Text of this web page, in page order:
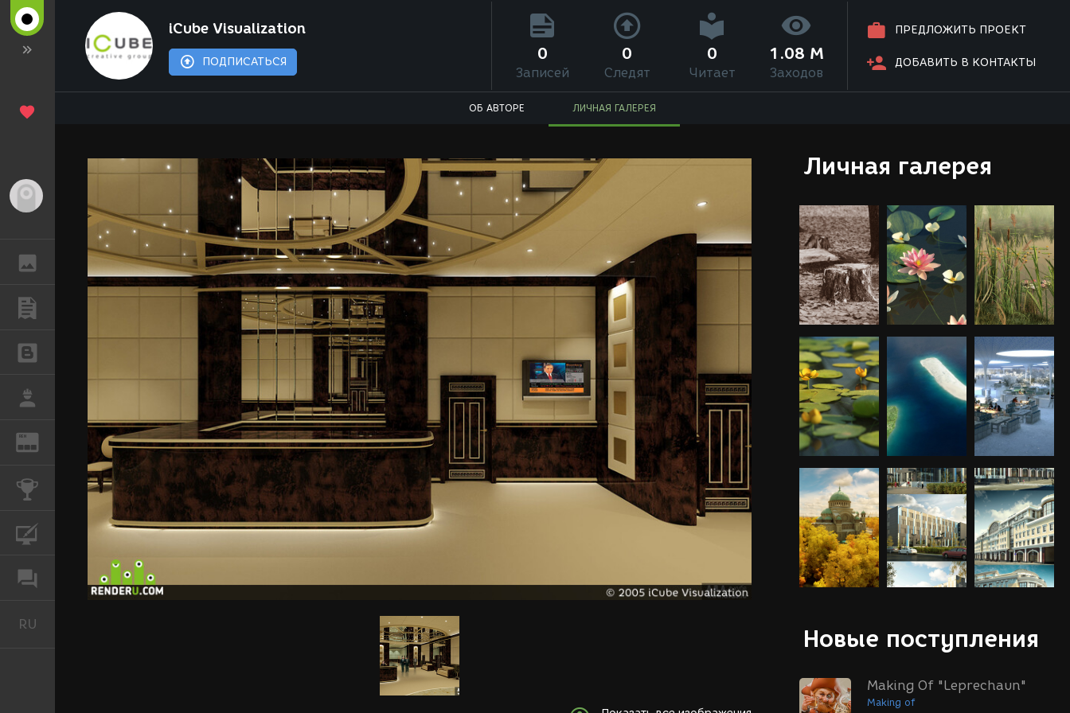
ГАЛЕРЕЯ
REN ЖУРНАЛ
КОНКУРСЫ
RU
iCube Visualization
ПОДПИСАТЬСЯ
ПРЕДЛОЖИТЬ ПРОЕКТ
ДОБАВИТЬ В КОНТАКТЫ
0
Записей
0
Следят
0
Читает
1.08 M
Заходов
ОБ АВТОРЕ ЛИЧНАЯ ГАЛЕРЕЯ
Личная галерея
Новые поступления
Making Of "Leprechaun"
Making of